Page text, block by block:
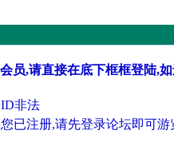
员,请直接在底下框框登陆,
非法
已注册,请先登录论坛即可游